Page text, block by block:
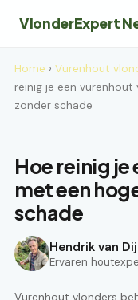
VlonderExpert
Home › Vurenhout
reinig je een
zonder schade
Hoe reinig
met een
schade
Hendrik van
Ervaren
Vurenhout vlonders